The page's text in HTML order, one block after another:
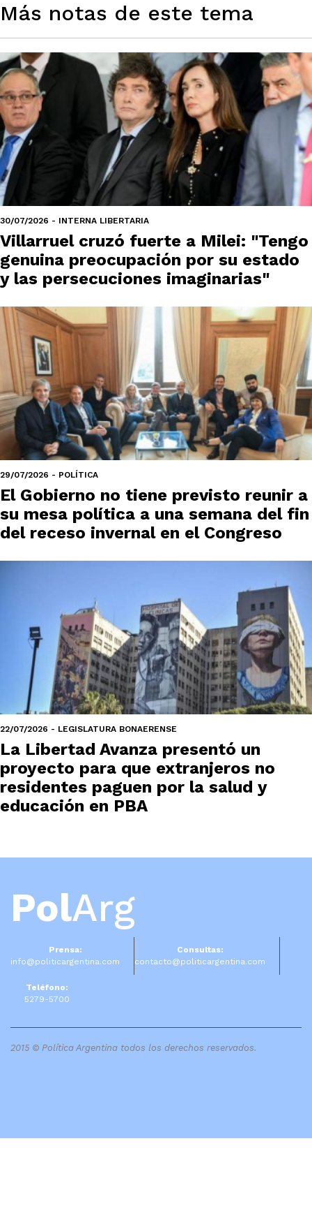
Más notas de este tema
30/07/2026 - INTERNA LIBERTARIA
Villarruel cruzó fuerte a Milei: "Tengo
genuina preocupación por su estado
y las persecuciones imaginarias"
29/07/2026 - POLÍTICA
El Gobierno no tiene previsto reunir a
su mesa política a una semana del fin
del receso invernal en el Congreso
22/07/2026 - LEGISLATURA BONAERENSE
La Libertad Avanza presentó un
proyecto para que extranjeros no
residentes paguen por la salud y
educación en PBA
PolArg
Prensa:
info@politicargentina.com
Consultas:
contacto@politicargentina.com
Teléfono:
5279-5700
2015 © Política Argentina todos los derechos reservados.